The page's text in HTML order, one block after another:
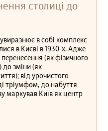
столиці до
в собі комплекс
в Києві в 1930-х. Адже
(як фізичного
до зміни (як
від урочистого
тріумфом, до набуття
маркував Київ як центр